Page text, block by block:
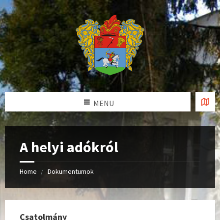
MENU
A helyi adókról
Home Dokumentumok
Csatolmány